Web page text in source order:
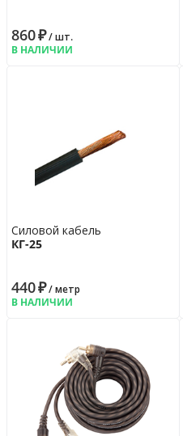
860₽/ шт.
В НАЛИЧИИ
Силовой кабель
КГ-25
440₽/ метр
В НАЛИЧИИ